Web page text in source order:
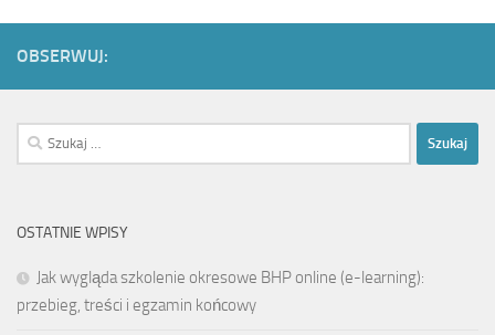
OBSERWUJ:
Szukaj:
OSTATNIE WPISY
Jak wygląda szkolenie okresowe BHP online (e-learning):
przebieg, treści i egzamin końcowy